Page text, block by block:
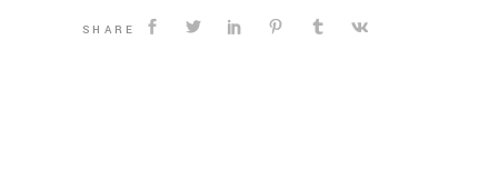
SHARE